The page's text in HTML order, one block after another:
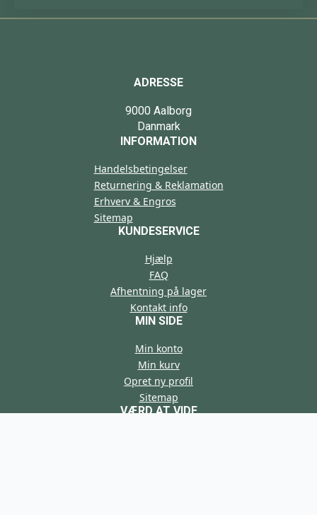
ADRESSE
9000 Aalborg
Danmark
INFORMATION
Handelsbetingelser
Returnering & Reklamation
Erhverv & Engros
Sitemap
KUNDESERVICE
Hjælp
FAQ
Afhentning på lager
Kontakt info
MIN SIDE
Min konto
Min kurv
Opret ny profil
Sitemap
VÆRD AT VIDE